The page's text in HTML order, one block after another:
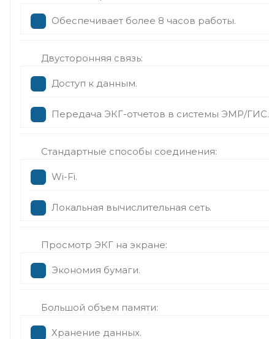
Обеспечивает более 8 часов работы.
Двусторонняя связь:
Доступ к данным.
Передача ЭКГ-отчетов в системы ЭМР/ГИС.
Стандартные способы соединения:
Wi-Fi.
Локальная вычислительная сеть.
Просмотр ЭКГ на экране:
Экономия бумаги.
Большой объем памяти:
Хранение данных.